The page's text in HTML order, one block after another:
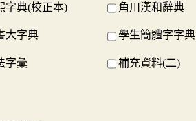
字典(校正本) 角川漢和辭典
大字典 學生簡體字字典
字彙 補充資料(二)